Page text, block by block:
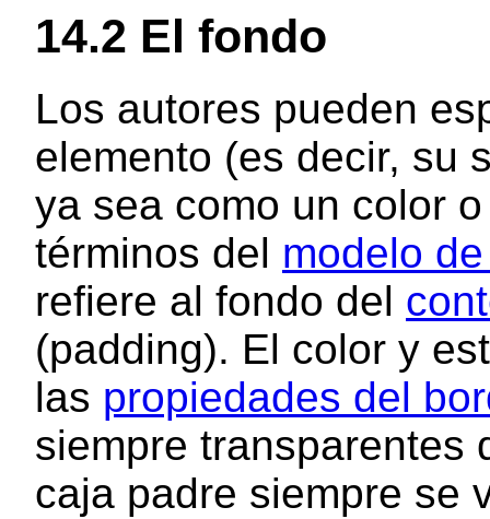
14.2 El fondo
Los autores pueden
elemento (es decir, su
ya sea como un color
términos del modelo
refiere al fondo del
(padding). El color y
las propiedades del
siempre transparentes
caja padre siempre se